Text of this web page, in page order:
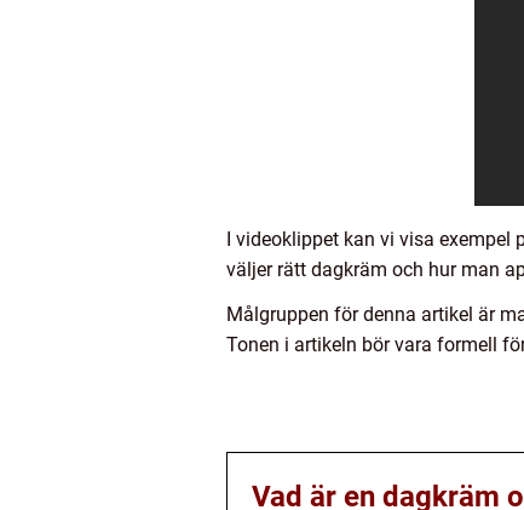
I videoklippet kan vi visa exempel
väljer rätt dagkräm och hur man
Målgruppen för denna artikel är
Tonen i artikeln bör vara formell
Vad är en dagkräm